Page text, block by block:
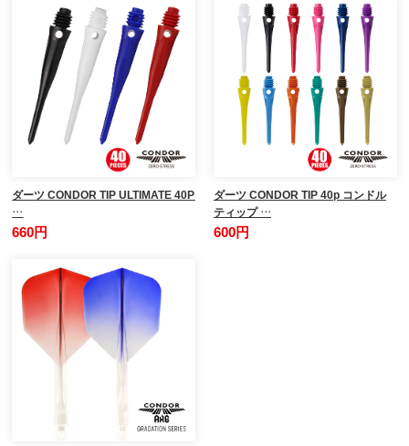
ダーツ CONDOR TIP ULTIMATE 40P
…
660円
ダーツ CONDOR TIP 40p コンドル
ティップ …
600円